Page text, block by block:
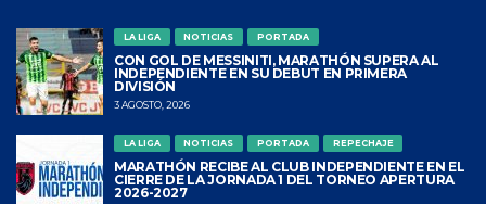
LA LIGA NOTICIAS PORTADA
CON GOL DE MESSINITI, MARATHÓN SUPERA AL
INDEPENDIENTE EN SU DEBUT EN PRIMERA
DIVISIÓN
3 AGOSTO, 2026
LA LIGA NOTICIAS PORTADA REPECHAJE
MARATHÓN RECIBE AL CLUB INDEPENDIENTE EN EL
CIERRE DE LA JORNADA 1 DEL TORNEO APERTURA
2026-2027